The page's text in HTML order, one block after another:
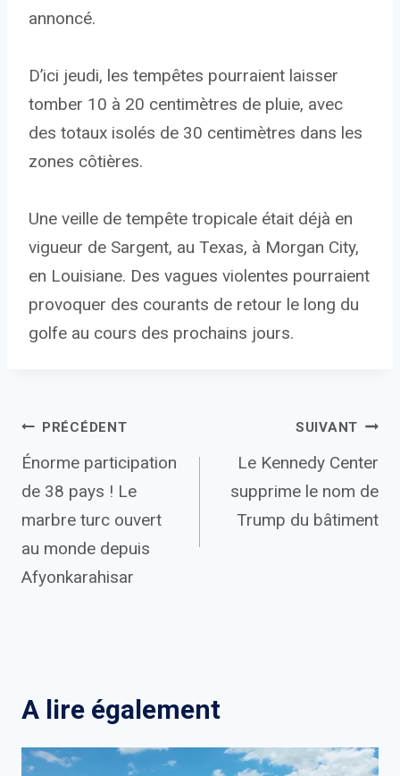
annoncé.
D’ici jeudi, les tempêtes pourraient laisser
tomber 10 à 20 centimètres de pluie, avec
des totaux isolés de 30 centimètres dans les
zones côtières.
Une veille de tempête tropicale était déjà en
vigueur de Sargent, au Texas, à Morgan City,
en Louisiane. Des vagues violentes pourraient
provoquer des courants de retour le long du
golfe au cours des prochains jours.
Navigation
de
l’article
PRÉCÉDENT
Énorme participation
de 38 pays ! Le
marbre turc ouvert
au monde depuis
Afyonkarahisar
SUIVANT
Le Kennedy Center
supprime le nom de
Trump du bâtiment
A lire également